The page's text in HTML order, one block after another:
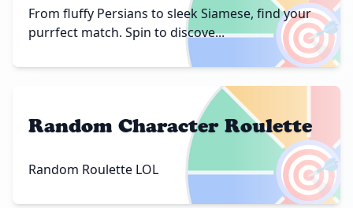
🎯
From fluffy Persians to sleek Siamese, find your
purrfect match. Spin to discove...
🎯
Random Character Roulette
Random Roulette LOL